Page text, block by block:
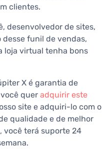
clientes.
desenvolvedor de sites,
funil de vendas,
loja virtual tenha bons
X é garantia de
quer adquirir este
site e adquiri-lo com o
qualidade e de melhor
terá suporte 24